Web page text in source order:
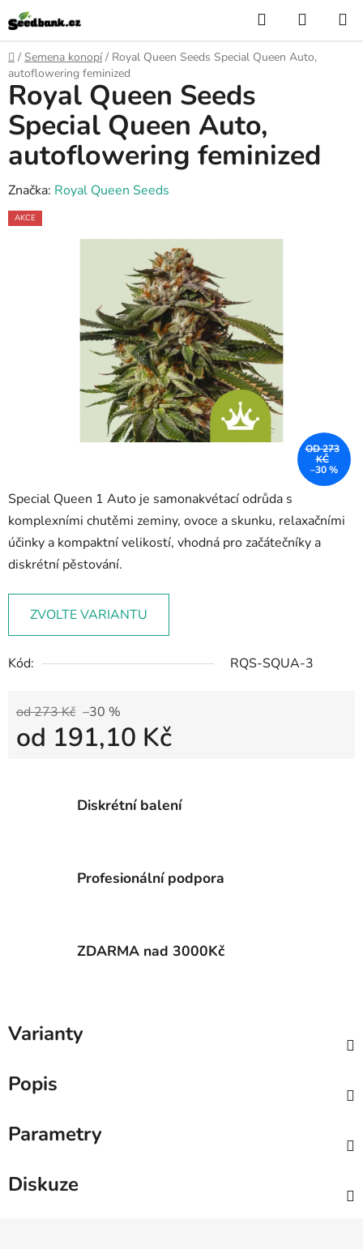
Přejít
na
obsah
Hledat
KOŠÍK
Domů
/ Semena konopí / Royal Queen Seeds Special Queen Auto,
autoflowering feminized
Special Queen 1 Auto je samonakvétací odrůda s
komplexními chutěmi zeminy, ovoce a skunku, relaxačními
účinky a kompaktní velikostí, vhodná pro začátečníky a
diskrétní pěstování.
ZVOLTE VARIANTU
Kód: RQS-SQUA-3
od 273 Kč –30 %
od 191,10 Kč
Royal Queen Seeds
Special Queen Auto,
autoflowering feminized
Značka: Royal Queen Seeds
AKCE
OD 273
KČ
–30 %
Diskrétní balení
Profesionální podpora
ZDARMA nad 3000Kč
Varianty
Popis
Parametry
Diskuze